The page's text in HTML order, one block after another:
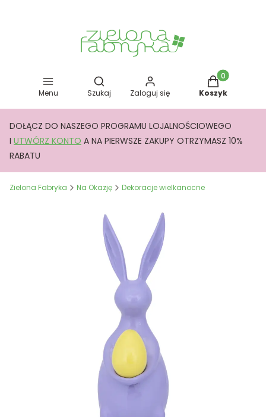
Menu
Otwórz wyszukiwarkę
Szukaj Zaloguj się
Produkty w
Koszyk
DOŁĄCZ DO NASZEGO PROGRAMU LOJALNOŚCIOWEGO
I UTWÓRZ KONTO A NA PIERWSZE ZAKUPY OTRZYMASZ 10%
RABATU
Zielona Fabryka Na Okazję Dekoracje wielkanocne